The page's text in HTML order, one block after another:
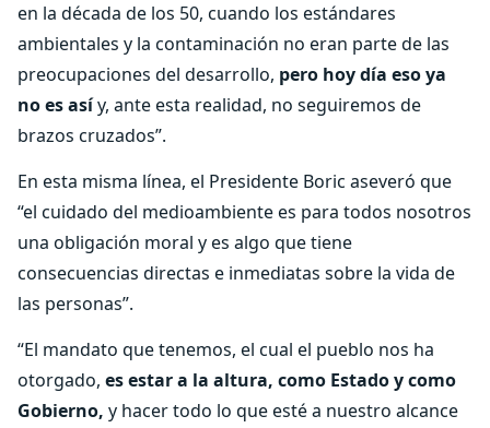
en la década de los 50, cuando los estándares
ambientales y la contaminación no eran parte de las
preocupaciones del desarrollo, pero hoy día eso ya
no es asíy, ante esta realidad, no seguiremos de
brazos cruzados”.
En esta misma línea, el Presidente Boric aseveró que
“el cuidado del medioambiente es para todos nosotros
una obligación moral y es algo que tiene
consecuencias directas e inmediatas sobre la vida de
las personas”.
“El mandato que tenemos, el cual el pueblo nos ha
otorgado, es estar a la altura, como Estado y como
Gobierno, y hacer todo lo que esté a nuestro alcance